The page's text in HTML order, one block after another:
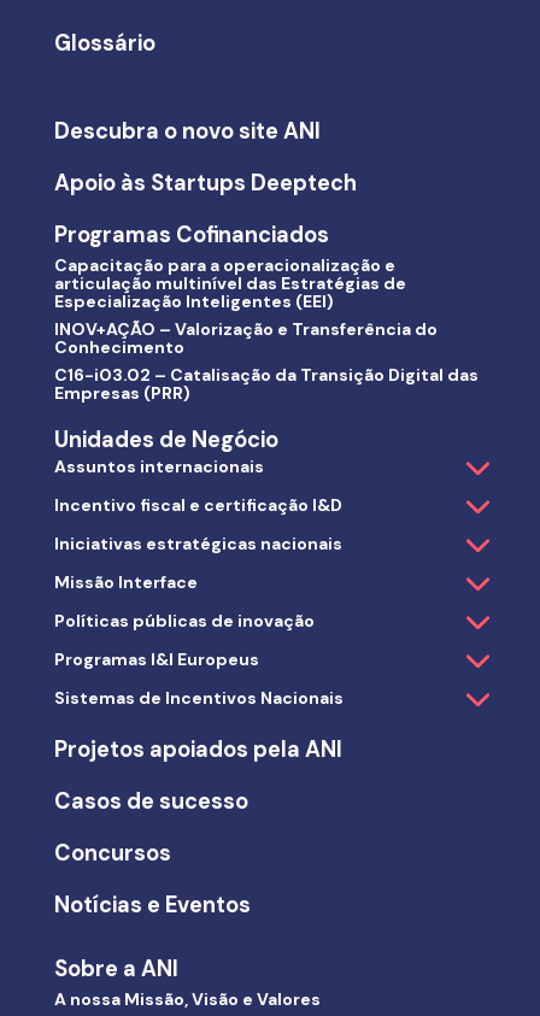
Glossário
Descubra o novo site ANI
Apoio às Startups Deeptech
Programas Cofinanciados
Capacitação para a operacionalização e
articulação multinível das Estratégias de
Especialização Inteligentes (EEI)
INOV+AÇÃO – Valorização e Transferência do
Conhecimento
C16-i03.02 – Catalisação da Transição Digital das
Empresas (PRR)
Unidades de Negócio
Assuntos internacionais
Incentivo fiscal e certificação I&D
Iniciativas estratégicas nacionais
Missão Interface
Políticas públicas de inovação
Programas I&I Europeus
Sistemas de Incentivos Nacionais
Projetos apoiados pela ANI
Casos de sucesso
Concursos
Notícias e Eventos
Sobre a ANI
A nossa Missão, Visão e Valores